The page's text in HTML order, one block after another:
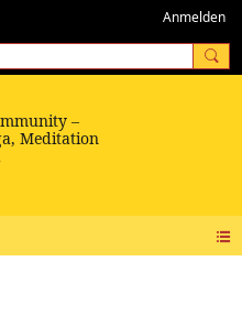
Anmelden